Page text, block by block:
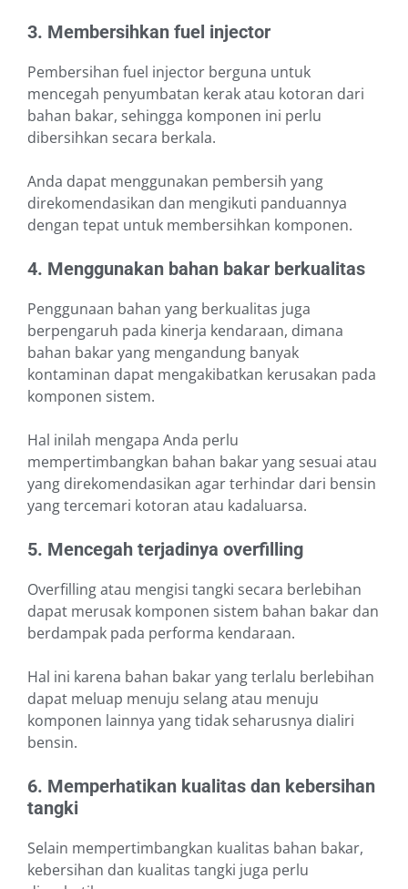
3. Membersihkan fuel injector
Pembersihan fuel injector berguna untuk
mencegah penyumbatan kerak atau kotoran dari
bahan bakar, sehingga komponen ini perlu
dibersihkan secara berkala.
Anda dapat menggunakan pembersih yang
direkomendasikan dan mengikuti panduannya
dengan tepat untuk membersihkan komponen.
4. Menggunakan bahan bakar berkualitas
Penggunaan bahan yang berkualitas juga
berpengaruh pada kinerja kendaraan, dimana
bahan bakar yang mengandung banyak
kontaminan dapat mengakibatkan kerusakan pada
komponen sistem.
Hal inilah mengapa Anda perlu
mempertimbangkan bahan bakar yang sesuai atau
yang direkomendasikan agar terhindar dari bensin
yang tercemari kotoran atau kadaluarsa.
5. Mencegah terjadinya overfilling
Overfilling atau mengisi tangki secara berlebihan
dapat merusak komponen sistem bahan bakar dan
berdampak pada performa kendaraan.
Hal ini karena bahan bakar yang terlalu berlebihan
dapat meluap menuju selang atau menuju
komponen lainnya yang tidak seharusnya dialiri
bensin.
6. Memperhatikan kualitas dan kebersihan
tangki
Selain mempertimbangkan kualitas bahan bakar,
kebersihan dan kualitas tangki juga perlu